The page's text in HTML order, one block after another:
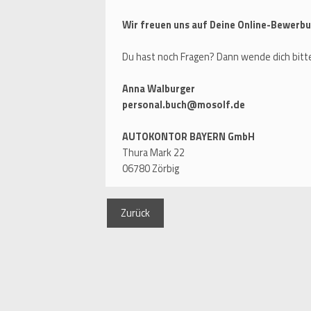
Wir freuen uns auf Deine Online-
Du hast noch Fragen? Dann wende dich
Anna Walburger
personal.buch@mosolf.de
AUTOKONTOR BAYERN GmbH
Thura Mark 22
06780 Zörbig
Zurück